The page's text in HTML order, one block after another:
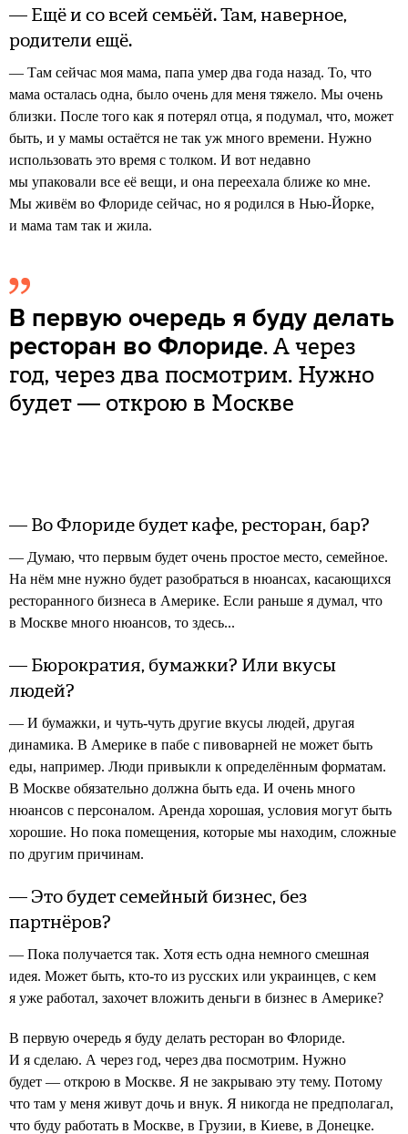
— Ещё и со всей семьёй. Там, наверное,
родители ещё.
— Там сейчас моя мама, папа умер два года назад. То, что
мама осталась одна, было очень для меня тяжело. Мы очень
близки. После того как я потерял отца, я подумал, что, может
быть, и у мамы остаётся не так уж много времени. Нужно
использовать это время с толком. И вот недавно
мы упаковали все её вещи, и она переехала ближе ко мне.
Мы живём во Флориде сейчас, но я родился в Нью-Йорке,
и мама там так и жила.
В первую очередь я буду делать
ресторан во Флориде. А через
год, через два посмотрим. Нужно
будет — открою в Москве
— Во Флориде будет кафе, ресторан, бар?
— Думаю, что первым будет очень простое место, семейное.
На нём мне нужно будет разобраться в нюансах, касающихся
ресторанного бизнеса в Америке. Если раньше я думал, что
в Москве много нюансов, то здесь...
— Бюрократия, бумажки? Или вкусы
людей?
— И бумажки, и чуть-чуть другие вкусы людей, другая
динамика. В Америке в пабе с пивоварней не может быть
еды, например. Люди привыкли к определённым форматам.
В Москве обязательно должна быть еда. И очень много
нюансов с персоналом. Аренда хорошая, условия могут быть
хорошие. Но пока помещения, которые мы находим, сложные
по другим причинам.
— Это будет семейный бизнес, без
партнёров?
— Пока получается так. Хотя есть одна немного смешная
идея. Может быть, кто-то из русских или украинцев, с кем
я уже работал, захочет вложить деньги в бизнес в Америке?
В первую очередь я буду делать ресторан во Флориде.
И я сделаю. А через год, через два посмотрим. Нужно
будет — открою в Москве. Я не закрываю эту тему. Потому
что там у меня живут дочь и внук. Я никогда не предполагал,
что буду работать в Москве, в Грузии, в Киеве, в Донецке.